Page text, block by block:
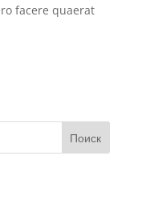
facere quaerat
Поиск